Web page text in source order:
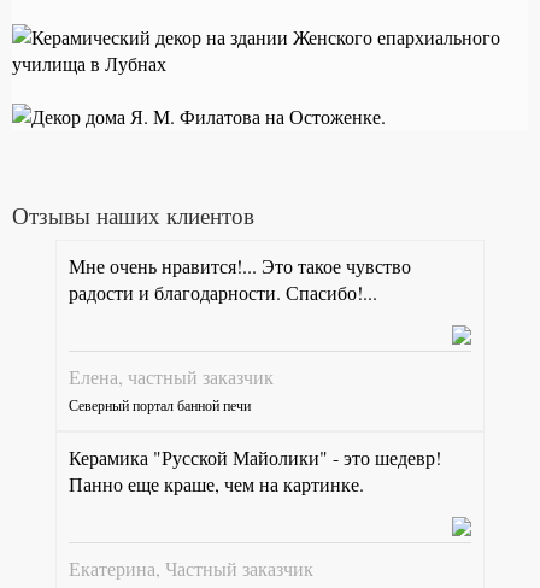
Отзывы наших клиентов
Мне очень нравится!... Это такое чувство
радости и благодарности. Спасибо!...
Елена, частный заказчик
Северный портал банной печи
Керамика "Русской Майолики" - это шедевр!
Панно еще краше, чем на картинке.
Екатерина, Частный заказчик